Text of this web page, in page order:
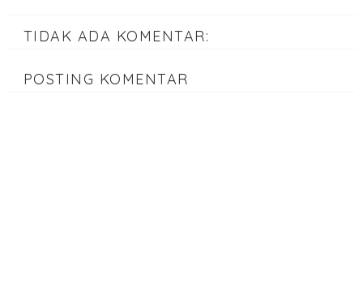
TIDAK ADA KOMENTAR:
POSTING KOMENTAR